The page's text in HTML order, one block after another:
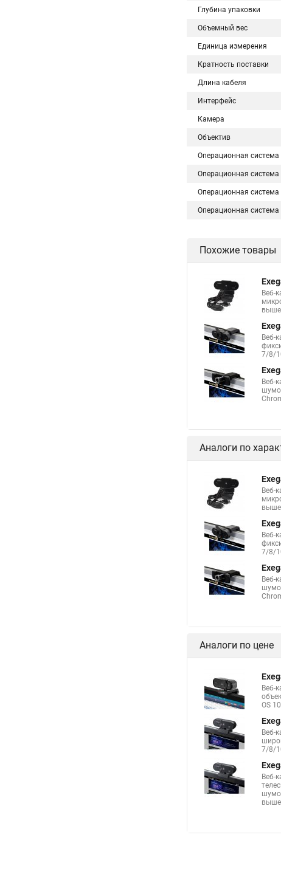
Глубина упаковки
Объемный вес
Единица измерения
Кратность поставки
Длина кабеля
Интерфейс
Камера
Объектив
Операционная система
Операционная система
Операционная система
Операционная система
Похожие товары
Веб-
Веб-
7/8/
Веб-
Аналоги по
Веб-
Веб-
7/8/
Веб-
Аналоги по цене
Веб-
OS
Веб-
7/8/
Веб-